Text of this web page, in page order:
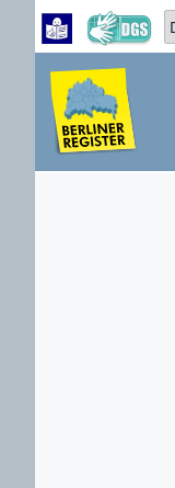
Zum
Zum
Sprache
ZUM